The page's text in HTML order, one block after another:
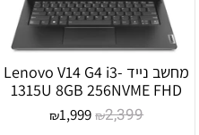
מחשב נייד Lenovo V14 G4 i3-
1315U 8GB 256NVME FHD
₪2,399
₪1,999